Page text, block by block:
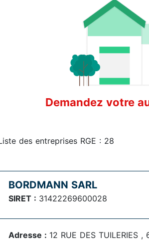
Demandez votre
des entreprises RGE : 28
BORDMANN SARL
SIRET : 31422269600028
Adresse : 12 RUE DES TUILERIES ,